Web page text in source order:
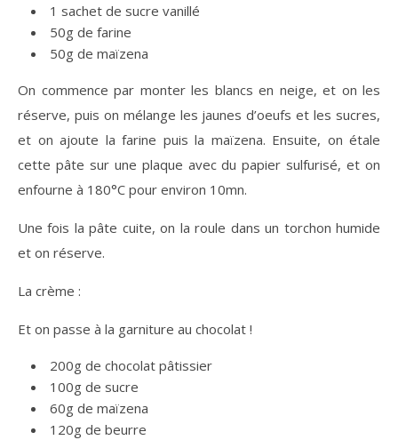
1 sachet de sucre vanillé
50g de farine
50g de maïzena
On commence par monter les blancs en neige, et on les
réserve, puis on mélange les jaunes d’oeufs et les sucres,
et on ajoute la farine puis la maïzena. Ensuite, on étale
cette pâte sur une plaque avec du papier sulfurisé, et on
enfourne à 180°C pour environ 10mn.
Une fois la pâte cuite, on la roule dans un torchon humide
et on réserve.
La crème :
Et on passe à la garniture au chocolat !
200g de chocolat pâtissier
100g de sucre
60g de maïzena
120g de beurre